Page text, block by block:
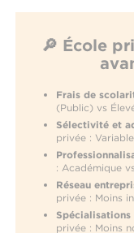
🔎 École
Frais de
(Public) vs
Sélectivité et
privée :
: Académique
Réseau
privée : Moins
Spécialisations
privée : Moins